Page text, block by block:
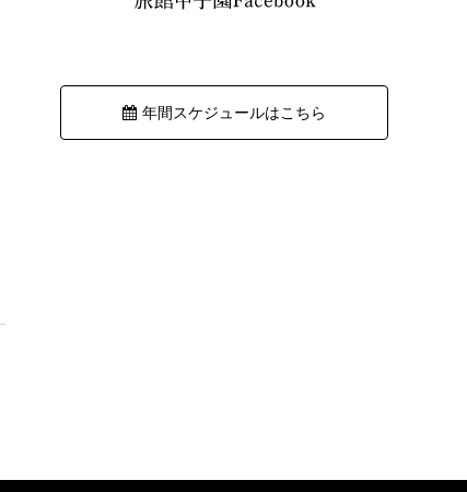
年間スケジュールはこちら